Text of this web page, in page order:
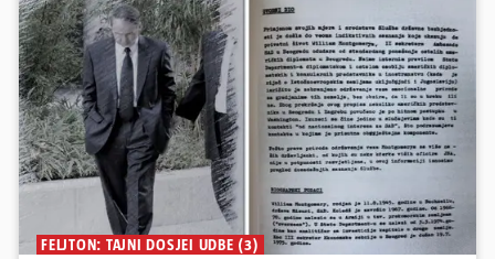
FELJTON: TAJNI DOSJEI UDBE (3)